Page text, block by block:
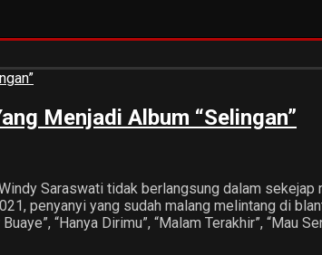
Menjadi Album “Selingan”
Saraswati tidak berlangsung dalam sekejap
penyanyi yang sudah malang melintang di
“Hanya Dirimu”, “Malam Terakhir”, “Mau